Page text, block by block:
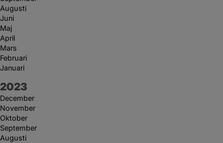
Augusti
Juni
Maj
April
Mars
Februari
Januari
År:
2023
December
November
Oktober
September
Augusti